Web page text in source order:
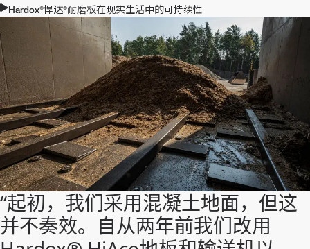
Hardox®悍达®耐磨板在现实生活中的可持续性
“起初，我们采用混凝土地面，但这
并不奏效。自从两年前我们改用